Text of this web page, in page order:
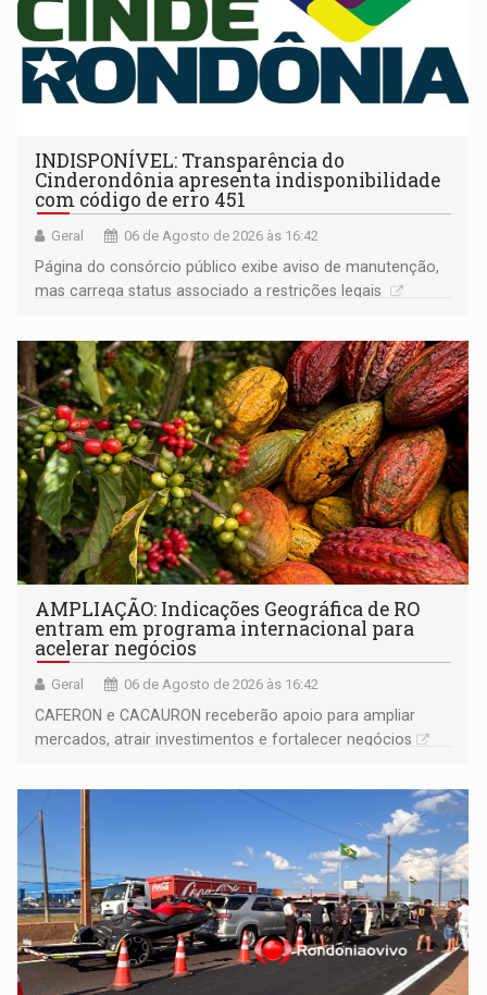
INDISPONÍVEL: Transparência do
Cinderondônia apresenta indisponibilidade
com código de erro 451
Geral 06 de Agosto de 2026 às 16:42
Página do consórcio público exibe aviso de manutenção,
mas carrega status associado a restrições legais
AMPLIAÇÃO: Indicações Geográfica de RO
entram em programa internacional para
acelerar negócios
Geral 06 de Agosto de 2026 às 16:42
CAFERON e CACAURON receberão apoio para ampliar
mercados, atrair investimentos e fortalecer negócios